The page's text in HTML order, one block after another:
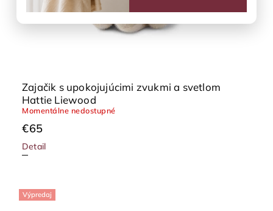
Zajačik s upokojujúcimi zvukmi a svetlom
Hattie Liewood
Momentálne nedostupné
€65
Detail
Výpredaj